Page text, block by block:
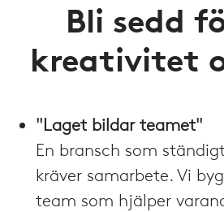
Bli sedd
kreativitet
"Laget bildar teamet"
En bransch som
kräver samarbete. Vi
team som hjälper